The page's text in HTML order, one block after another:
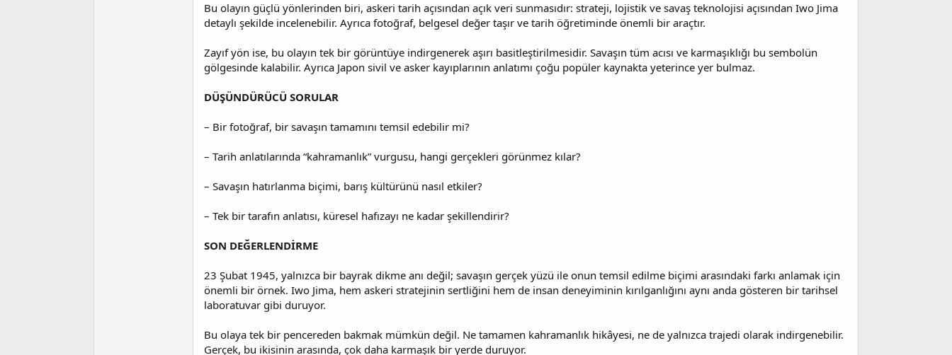
Bu olayın güçlü yönlerinden biri, askeri tarih açısından açık veri sunmasıdır: strateji, lojistik ve savaş teknolojisi açısından Iwo Jima
detaylı şekilde incelenebilir. Ayrıca fotoğraf, belgesel değer taşır ve tarih öğretiminde önemli bir araçtır.
Zayıf yön ise, bu olayın tek bir görüntüye indirgenerek aşırı basitleştirilmesidir. Savaşın tüm acısı ve karmaşıklığı bu sembolün
gölgesinde kalabilir. Ayrıca Japon sivil ve asker kayıplarının anlatımı çoğu popüler kaynakta yeterince yer bulmaz.
DÜŞÜNDÜRÜCÜ SORULAR
– Bir fotoğraf, bir savaşın tamamını temsil edebilir mi?
– Tarih anlatılarında “kahramanlık” vurgusu, hangi gerçekleri görünmez kılar?
– Savaşın hatırlanma biçimi, barış kültürünü nasıl etkiler?
– Tek bir tarafın anlatısı, küresel hafızayı ne kadar şekillendirir?
SON DEĞERLENDİRME
23 Şubat 1945, yalnızca bir bayrak dikme anı değil; savaşın gerçek yüzü ile onun temsil edilme biçimi arasındaki farkı anlamak için
önemli bir örnek. Iwo Jima, hem askeri stratejinin sertliğini hem de insan deneyiminin kırılganlığını aynı anda gösteren bir tarihsel
laboratuvar gibi duruyor.
Bu olaya tek bir pencereden bakmak mümkün değil. Ne tamamen kahramanlık hikâyesi, ne de yalnızca trajedi olarak indirgenebilir.
Gerçek, bu ikisinin arasında, çok daha karmaşık bir yerde duruyor.